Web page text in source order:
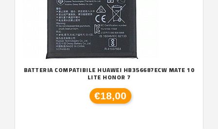
BATTERIA COMPATIBILE HUAWEI HB356687ECW MATE 10
LITE HONOR 7
€18,00